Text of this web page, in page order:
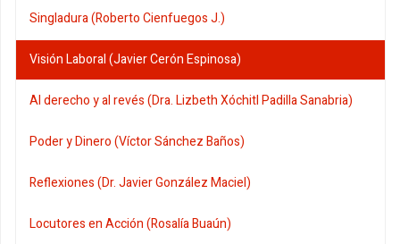
Singladura (Roberto Cienfuegos J.)
Visión Laboral (Javier Cerón Espinosa)
Al derecho y al revés (Dra. Lizbeth Xóchitl Padilla Sanabria)
Poder y Dinero (Víctor Sánchez Baños)
Reflexiones (Dr. Javier González Maciel)
Locutores en Acción (Rosalía Buaún)